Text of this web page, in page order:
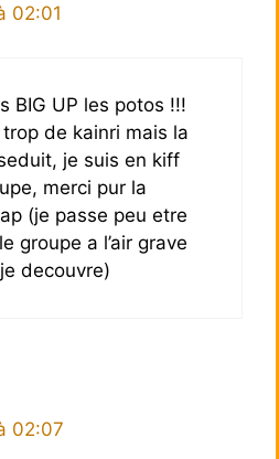
02:01
BIG UP les potos !!!
trop de kainri mais la
je suis en kiff
merci pur la
(je passe peu etre
groupe a l’air grave
decouvre)
02:07